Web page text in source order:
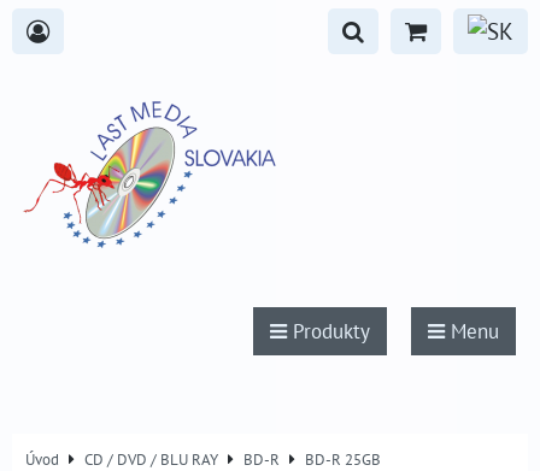
Produkty Menu
Úvod CD / DVD / BLU RAY BD-R BD-R 25GB